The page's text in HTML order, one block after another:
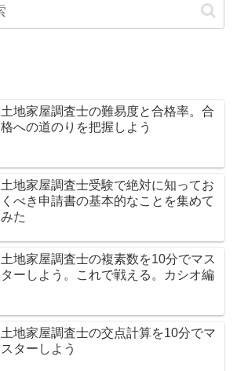
土地家屋調査士の難易度と合格率。合
格への道のりを把握しよう
土地家屋調査士受験で絶対に知ってお
くべき申請書の基本的なことを集めて
みた
土地家屋調査士の複素数を10分でマス
ターしよう。これで戦える。カシオ編
土地家屋調査士の交点計算を10分でマ
スターしよう